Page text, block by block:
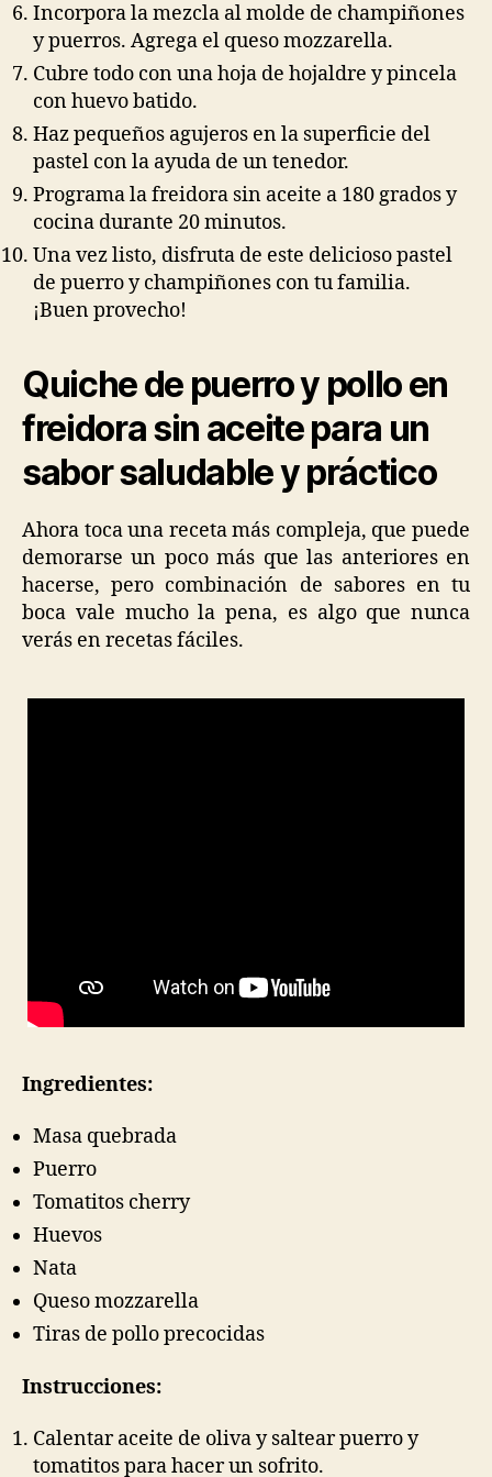
Incorpora la mezcla al molde de champiñones
y puerros. Agrega el queso mozzarella.
Cubre todo con una hoja de hojaldre y pincela
con huevo batido.
Haz pequeños agujeros en la superficie del
pastel con la ayuda de un tenedor.
Programa la freidora sin aceite a 180 grados y
cocina durante 20 minutos.
Una vez listo, disfruta de este delicioso pastel
de puerro y champiñones con tu familia.
¡Buen provecho!
Quiche de puerro y pollo en
freidora sin aceite para un
sabor saludable y práctico
Ahora toca una receta más compleja, que puede
demorarse un poco más que las anteriores en
hacerse, pero combinación de sabores en tu
boca vale mucho la pena, es algo que nunca
verás en recetas fáciles.
Ingredientes:
Masa quebrada
Puerro
Tomatitos cherry
Huevos
Nata
Queso mozzarella
Tiras de pollo precocidas
Instrucciones:
Calentar aceite de oliva y saltear puerro y
tomatitos para hacer un sofrito.